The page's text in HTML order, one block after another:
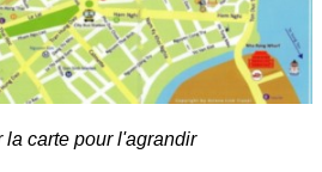
la carte pour l'agrandir